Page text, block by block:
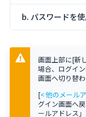
b. パスワードを
画面上部に[新
場合、ログイ
画面へ切り替わ
[< 他のメール
グイン画面へ
ールアドレス